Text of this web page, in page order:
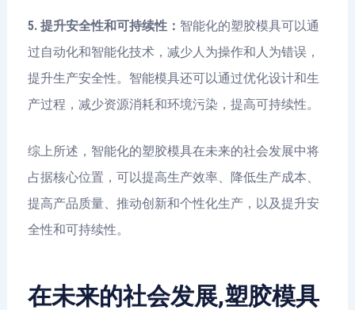
5. 提升安全性和可持续性： 智能化的塑胶模具可以通
过自动化和智能化技术，减少人为操作和人为错误，
提升生产安全性。智能模具还可以通过优化设计和生
产过程，减少资源消耗和环境污染，提高可持续性。
综上所述，智能化的塑胶模具在未来的社会发展中将
占据核心位置，可以提高生产效率、降低生产成本、
提高产品质量、推动创新和个性化生产，以及提升安
全性和可持续性。
在未来的社会发展,塑胶模具